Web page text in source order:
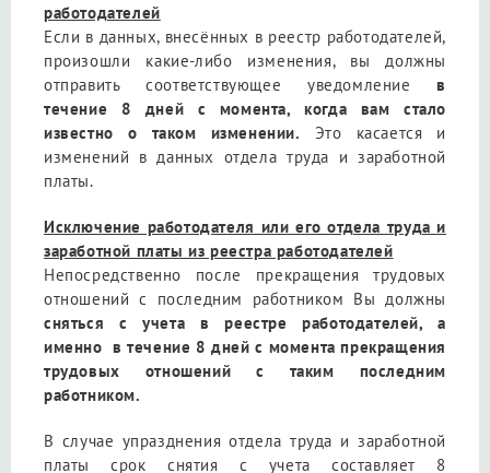
работодателей
Если в данных, внесённых в реестр работодателей,
произошли какие-либо изменения, вы должны
отправить соответствующее уведомлениев
течение 8 дней с момента, когда вам стало
известно о таком изменении. Это касается и
изменений в данных отдела труда и заработной
платы.
Исключение работодателя или его отдела труда и
заработной платы из реестра работодателей
Непосредственно после прекращения трудовых
отношений с последним работником Вы должны
сняться с учета в реестре работодателей, а
именно в течение 8 дней с момента прекращения
трудовых отношений с таким последним
работником.
В случае упразднения отдела труда и заработной
платы срок снятия с учета составляет 8